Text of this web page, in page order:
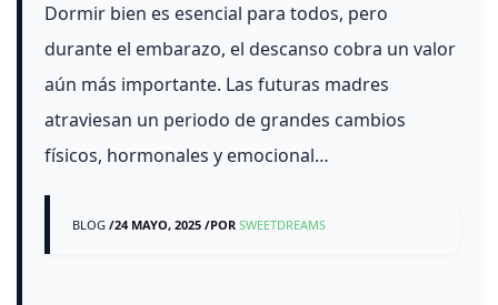
Dormir bien es esencial para todos, pero
durante el embarazo, el descanso cobra un valor
aún más importante. Las futuras madres
atraviesan un periodo de grandes cambios
físicos, hormonales y emocional…
BLOG /24 MAYO, 2025 /POR SWEETDREAMS